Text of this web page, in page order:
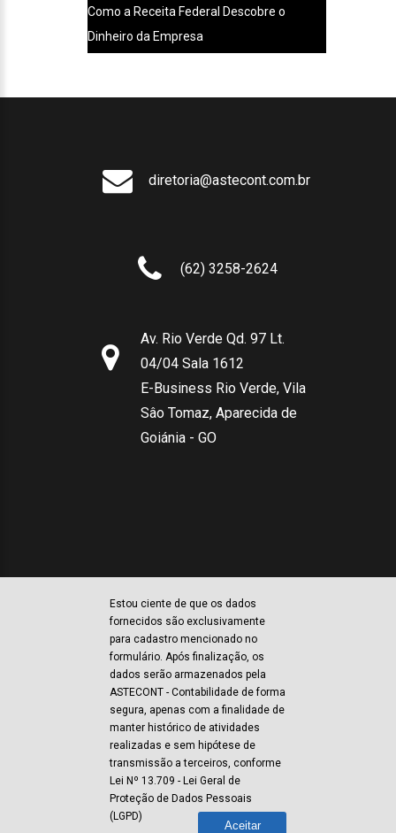
Estou ciente de que os dados
fornecidos são exclusivamente
para cadastro mencionado no
formulário. Após finalização, os
dados serão armazenados pela
ASTECONT - Contabilidade de forma
segura, apenas com a finalidade de
manter histórico de atividades
realizadas e sem hipótese de
transmissão a terceiros, conforme
Lei Nº 13.709 - Lei Geral de
Proteção de Dados Pessoais
(LGPD)
Aceitar
Como a Receita Federal Descobre o
Dinheiro da Empresa
diretoria@astecont.com.br
(62) 3258-2624
Av. Rio Verde Qd. 97 Lt.
04/04 Sala 1612
E-Business Rio Verde, Vila
Sâo Tomaz, Aparecida de
Goiánia - GO
Astecont Contabilidade - Todos os direitos